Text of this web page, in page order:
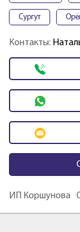
Сургут
Контакты:
ИП Коршунова